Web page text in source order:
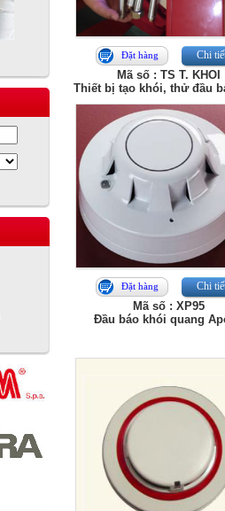
Đặt hàng Chi
Mã số : TS T. KHOI
Thiết bị tạo khói, thử đầu
Đặt hàng Chi
Mã số : XP95
Đầu báo khói quang